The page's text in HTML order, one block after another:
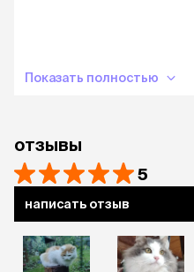
Показать полностью
отзывы
5
написать отзыв